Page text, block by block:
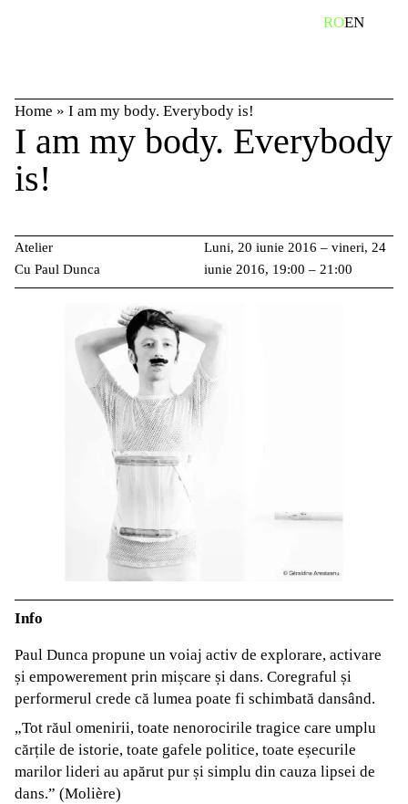
ROEN
Home » I am my body. Everybody is!
I am my body. Everybody
is!
Atelier
Cu Paul Dunca
Luni, 20 iunie 2016 – vineri, 24
iunie 2016, 19:00 – 21:00
Info
Paul Dunca propune un voiaj activ de explorare, activare
și empowerement prin mișcare și dans. Coregraful și
performerul crede că lumea poate fi schimbată dansând.
„Tot răul omenirii, toate nenorocirile tragice care umplu
cărțile de istorie, toate gafele politice, toate eșecurile
marilor lideri au apărut pur și simplu din cauza lipsei de
dans.” (Molière)